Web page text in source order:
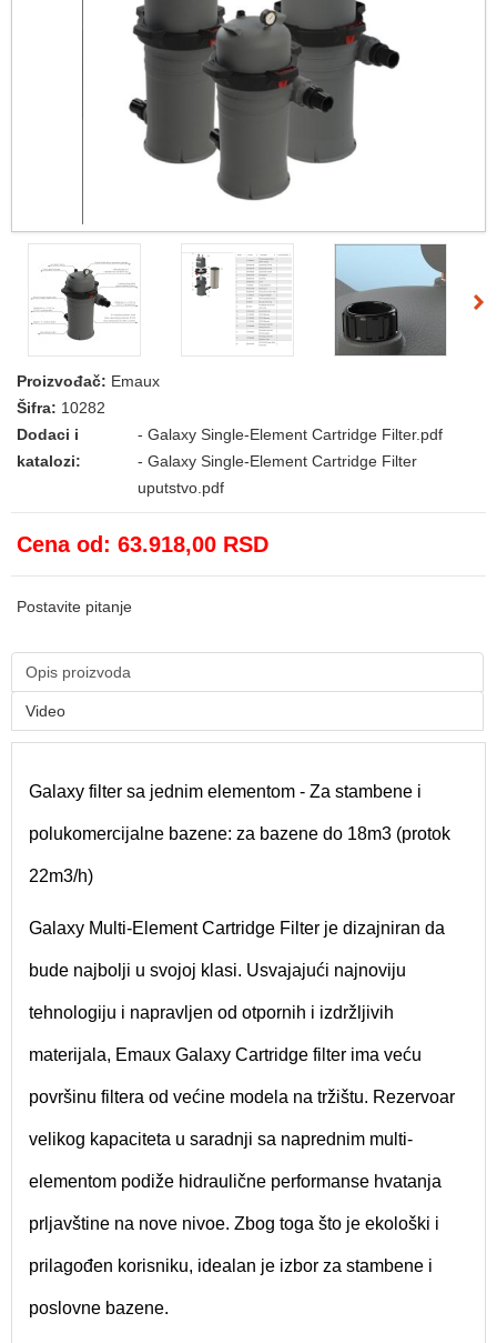
Proizvođač: Emaux
Šifra: 10282
Dodaci i
katalozi:
-Galaxy Single-Element Cartridge Filter.pdf
-Galaxy Single-Element Cartridge Filter
uputstvo.pdf
Cena od: 63.918,00 RSD
Postavite pitanje
Opis proizvoda
Video
Galaxy filter sa jednim elementom - Za stambene i
polukomercijalne bazene: za bazene do 18m3 (protok
22m3/h)
Galaxy Multi-Element Cartridge Filter je dizajniran da
bude najbolji u svojoj klasi. Usvajajući najnoviju
tehnologiju i napravljen od otpornih i izdržljivih
materijala, Emaux Galaxy Cartridge filter ima veću
površinu filtera od većine modela na tržištu. Rezervoar
velikog kapaciteta u saradnji sa naprednim multi-
elementom podiže hidraulične performanse hvatanja
prljavštine na nove nivoe. Zbog toga što je ekološki i
prilagođen korisniku, idealan je izbor za stambene i
poslovne bazene.